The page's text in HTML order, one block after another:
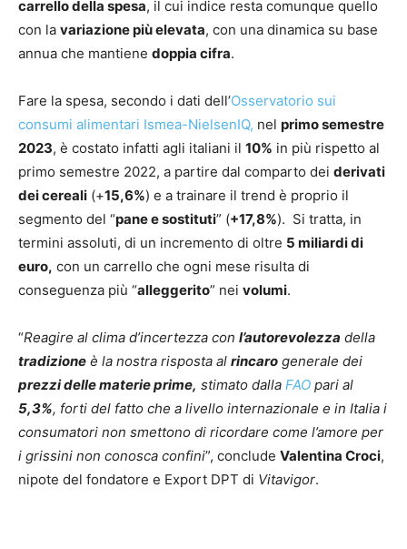
carrello della spesa, il cui indice resta comunque quello
con la variazione più elevata, con una dinamica su base
annua che mantiene doppia cifra.
Fare la spesa, secondo i dati dell’Osservatorio sui
consumi alimentari Ismea-NielsenIQ, nel primo semestre
2023, è costato infatti agli italiani il 10% in più rispetto al
primo semestre 2022, a partire dal comparto dei derivati
dei cereali (+15,6%) e a trainare il trend è proprio il
segmento del “pane e sostituti” (+17,8%). Si tratta, in
termini assoluti, di un incremento di oltre 5 miliardi di
euro, con un carrello che ogni mese risulta di
conseguenza più “alleggerito” nei volumi.
“Reagire al clima d’incertezza con l’autorevolezza della
tradizione è la nostra risposta al rincaro generale dei
prezzi delle materie prime, stimato dalla FAO pari al
5,3%, forti del fatto che a livello internazionale e in Italia i
consumatori non smettono di ricordare come l’amore per
i grissini non conosca confini”, conclude Valentina Croci,
nipote del fondatore e Export DPT di Vitavigor.